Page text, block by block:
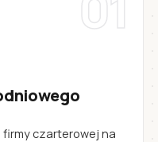
firmy czarterowej na